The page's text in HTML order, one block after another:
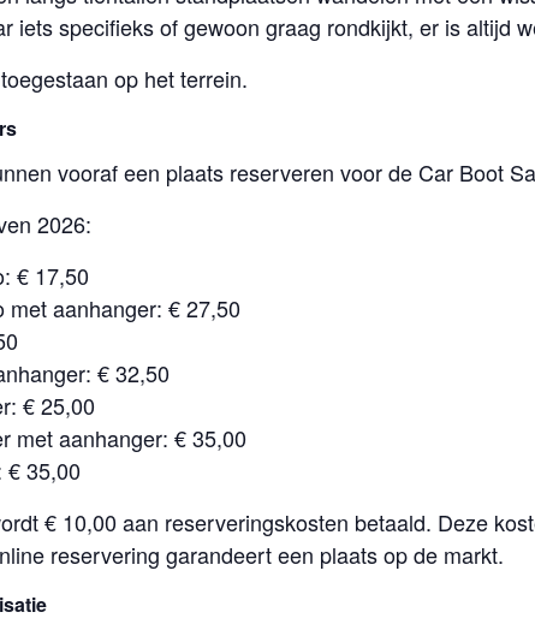
iets specifieks of gewoon graag rondkijkt, er is altijd
op het terrein.
vooraf een plaats reserveren voor de Car Boot
2026:
€ 17,50
met aanhanger: € 27,50
€ 32,50
€ 25,00
met aanhanger: € 35,00
€ 35,00
€ 10,00 aan reserveringskosten betaald. Deze
reservering garandeert een plaats op de markt.